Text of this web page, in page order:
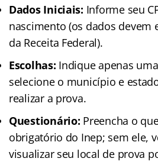
Dados Iniciais: Informe seu
nascimento (os dados devem
da Receita Federal).
Escolhas: Indique apenas
selecione o município e
realizar a prova.
Questionário: Preencha o
obrigatório do Inep; sem ele,
visualizar seu local de prova